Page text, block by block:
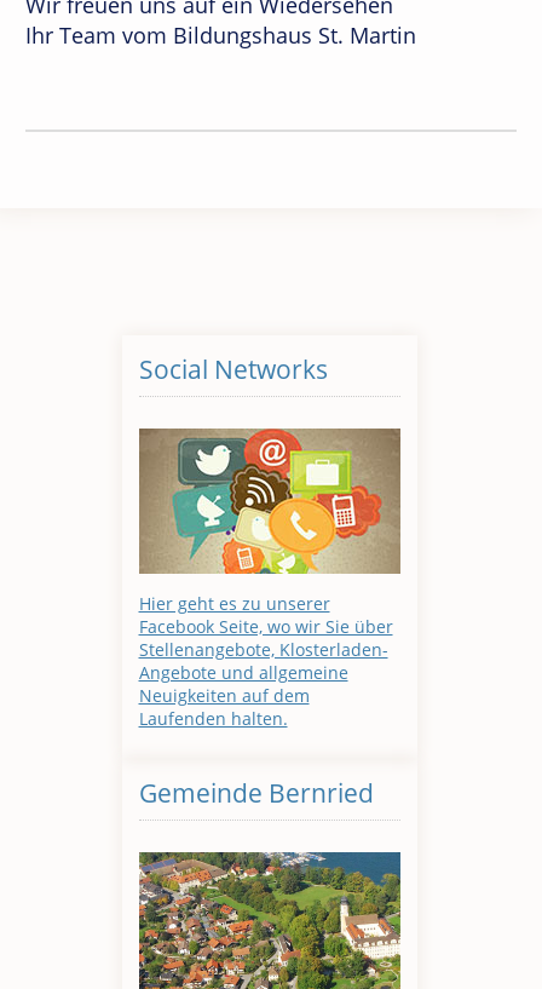
Ihr Team vom Bildungshaus St. Martin
Social Networks
Hier geht es zu unserer
Facebook Seite, wo wir Sie über
Stellenangebote, Klosterladen-
Angebote und allgemeine
Neuigkeiten auf dem
Laufenden halten.
Gemeinde Bernried